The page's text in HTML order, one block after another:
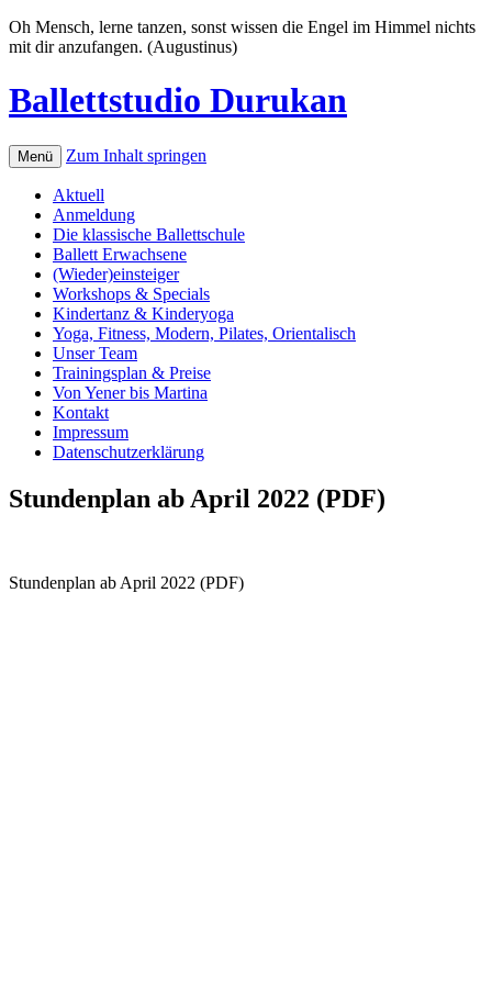
Oh Mensch, lerne tanzen, sonst wissen die Engel im Himmel nichts
mit dir anzufangen. (Augustinus)
Ballettstudio Durukan
Menü Zum Inhalt springen
Aktuell
Anmeldung
Die klassische Ballettschule
Ballett Erwachsene
(Wieder)einsteiger
Workshops & Specials
Kindertanz & Kinderyoga
Yoga, Fitness, Modern, Pilates, Orientalisch
Unser Team
Trainingsplan & Preise
Von Yener bis Martina
Kontakt
Impressum
Datenschutzerklärung
Stundenplan ab April 2022 (PDF)
Stundenplan ab April 2022 (PDF)